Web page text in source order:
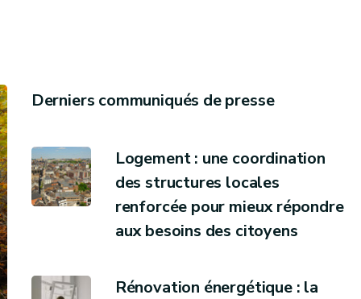
Derniers communiqués de presse
Logement : une coordination
des structures locales
renforcée pour mieux répondre
aux besoins des citoyens
Rénovation énergétique : la